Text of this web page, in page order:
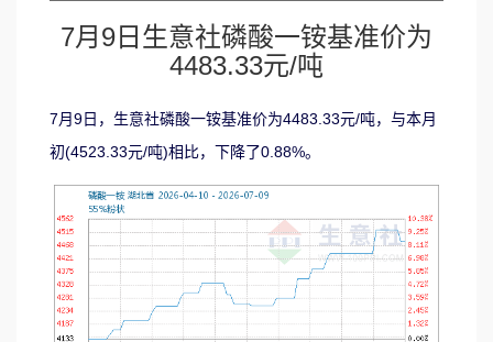
7月9日生意社磷酸一铵基准价为
4483.33元/吨
7月9日，生意社磷酸一铵基准价为4483.33元/吨，与本月
初(4523.33元/吨)相比，下降了0.88%。